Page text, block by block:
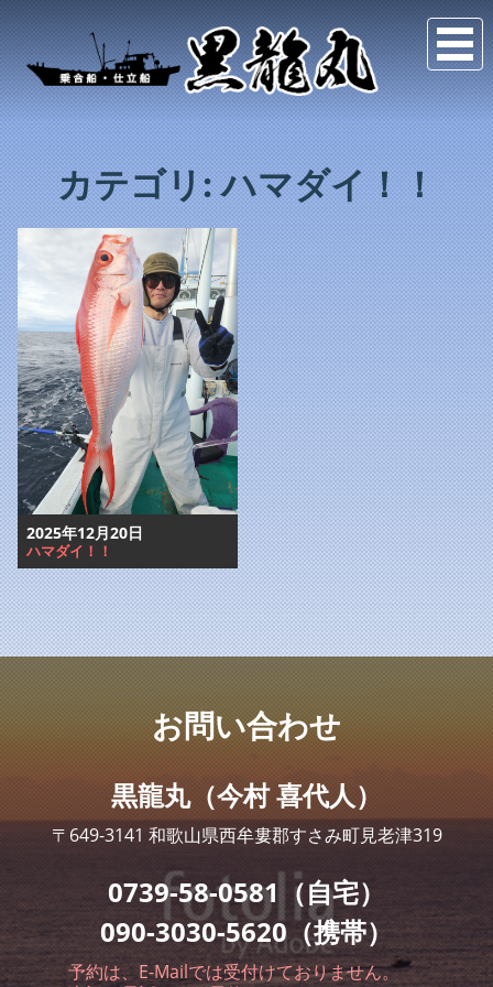
カテゴリ:ハマダイ！！
2025年12月20日
ハマダイ！！
お問い合わせ
黒龍丸（今村 喜代人）
〒649-3141 和歌山県西牟婁郡すさみ町見老津319
0739-58-0581（自宅）
090-3030-5620（携帯）
予約は、E-Mailでは受付けておりません。